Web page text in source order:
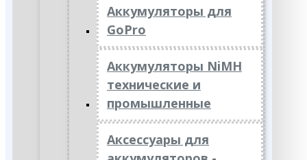
Аккумуляторы для
GoPro
Аккумуляторы NiMH
технические и
промышленные
Аксессуары для